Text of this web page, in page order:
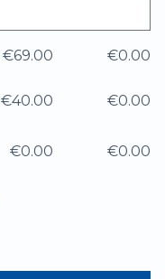
€69.00 €0.00
€40.00 €0.00
€0.00 €0.00